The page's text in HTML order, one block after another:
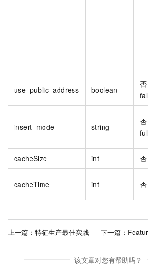
use_public_address boolean
insert_mode string
cacheSize int 否
cacheTime int 否
上一篇： 特征生产最佳实践 下一篇：
该文章对您有帮助吗？